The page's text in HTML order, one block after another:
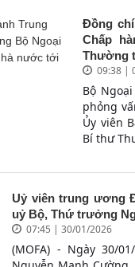
Đồng
Chấp
Thường
09:38 |
Bộ
phỏng
Ủy viên
Bí thư
Uỷ viên trung ương
uỷ Bộ, Thứ trưởng
07:45 | 30/01/2026
(MOFA) - Ngày 30/